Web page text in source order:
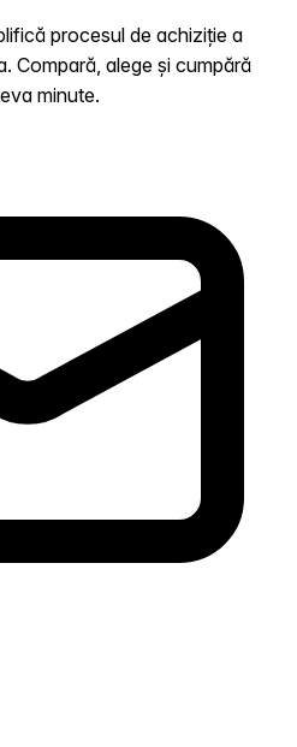
procesul de achiziție a
Compară, alege și cumpără
minute.